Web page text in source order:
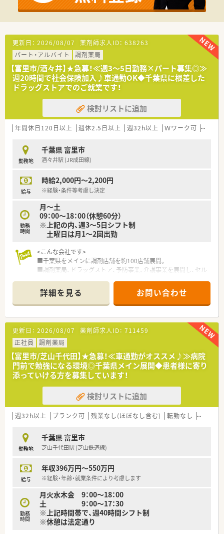
更新日： 2026/08/07 薬剤師求人ID： 638263
パート・アルバイト
調剤薬局
【富里市/酒々井】★急募！≪週3～5日勤務×パート募集◎≫
週20時間で社会保険加入♪車通勤OK◆千葉県に根差した
ドラッグストアでのご就業です！
検討リストに追加
年間休日120日以上 週休2.5日以上 週32h以上 Ｗワーク可 残業
勤務地
千葉県 富里市
酒々井駅 (JR成田線)
給与
時給2,000円～2,200円
※経験・条件等考慮し決定
勤務
時間
月～土
09：00～18：00（休憩60分）
※上記の内、週3～5日シフト制
土曜日は月1～2回出勤
<こんな会社です>
■千葉県をメインに調剤店舗を約100店舗展開。
■調剤薬局、ドラッグストア、予防事業、介護事業を展開し、セル
ています。
■セルフメディケーションと在宅医療を推進し、看護師や管理栄
養士、ケアマネージャー、登録販売者など幅広い職種の従業員が
在籍しており職種を超えた連携で地域の健康をサポートしてい
ます。
■全店で分離申請となっており、調剤業務に専念できる就業環境
となっております。レジ打ちや品出しは行わず、薬局を併設して
いない店舗への配属はございません。
■調剤併設ドラッグストアや総合病院門、在宅医療専門など様々
なタイプの薬局があり、活躍の場が幅広く用意されております。
ご希望の方には在宅医療の分野などへ進んでいくことも可能で、
薬剤師としてスキルアップを目指していけます。
詳細を見る お問い合わせ
更新日： 2026/08/07 薬剤師求人ID： 711459
正社員
調剤薬局
【富里市/芝山千代田】★急募！≪車通勤がオススメ♪≫病院
門前で勉強になる環境◎千葉県メイン展開◆患者様に寄り
添っていける方を募集しています！
検討リストに追加
週32h以上 ブランク可 残業なし(ほぼなし含む) 転勤なし 車通勤
勤務地
千葉県 富里市
芝山千代田駅 (芝山鉄道線)
給与
年収396万円～550万円
※経験・年齢・就業条件により考慮します
勤務
時間
月火水木金 9：00～18：00
土 9：00～17：30
※上記時間帯で、週40時間シフト制
※休憩は法定通り